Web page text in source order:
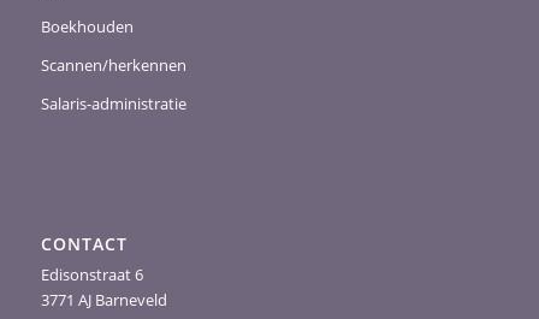
Boekhouden
Scannen/herkennen
Salaris-administratie
CONTACT
Edisonstraat 6
3771 AJ Barneveld